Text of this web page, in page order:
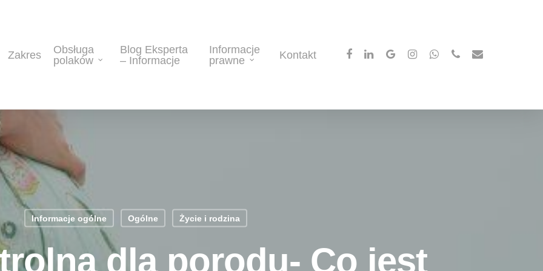
Zakres
Obsługa
polaków
Blog Eksperta
– Informacje
Informacje
prawne
Kontakt facebooklinkedingoogle-instagramwhatsappphoneemail
Informacje ogólne Ogólne Życie i rodzina
dla porodu- Co jest